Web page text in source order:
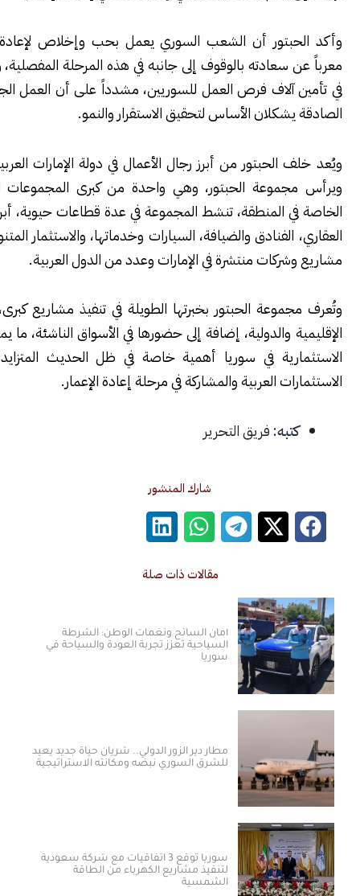
أن الشعب السوري يعمل بحب وإخلاص لإعادة بناء بلده،
سعادته بالوقوف إلى جانبه في هذه المرحلة المفصلية، والمساهمة
آلاف فرص العمل للسوريين، مشدداً على أن العمل الجاد والشراكة
يشكلان الأساس لتحقيق الاستقرار والنمو.
الحبتور من أبرز رجال الأعمال في دولة الإمارات العربية المتحدة،
الحبتور، وهي واحدة من كبرى المجموعات الاستثمارية
المنطقة، تنشط المجموعة في عدة قطاعات حيوية، أبرزها التطوير
الفنادق والضيافة، السيارات وخدماتها، والاستثمار المتنوع، وتمتلك
منتشرة في الإمارات وعدد من الدول العربية.
الحبتور بخبرتها الطويلة في تنفيذ مشاريع كبرى، وبشراكاتها
والدولية، إضافة إلى حضورها في الأسواق الناشئة، ما يمنح تحركاتها
في سوريا أهمية خاصة في ظل الحديث المتزايد عن عودة
العربية والمشاركة في مرحلة إعادة الإعمار.
فريق التحرير
شارك المنشور
مقالات ذات صلة
أمان السائح ونغمات الوطن: الشرطة
السياحية تعزز تجربة العودة والسياحة في
سوريا
مطار دير الزور الدولي.. شريان حياة جديد يعيد
للشرق السوري نبضه ومكانته الاستراتيجية
سوريا توقع 3 اتفاقيات مع شركة سعودية
لتنفيذ مشاريع الكهرباء من الطاقة
الشمسية